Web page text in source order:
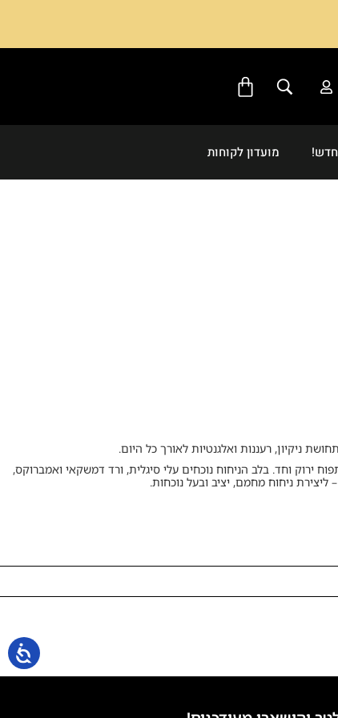
מועדון לקוחות
ניקיון, רעננות ואלגנטיות לאורך כל היום.
ירוק וחד. בלב הניחוח נוכחים עלי סיגלית, ורד דמשקאי ואמברוקס,
ניחוח מחמם, יציב ובעל נוכחות.